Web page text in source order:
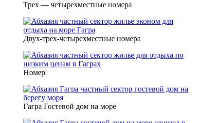
Трех — четырехместные номера
Двух-трех-четырехместные номера
Номер
Гагра Гостевой дом на море